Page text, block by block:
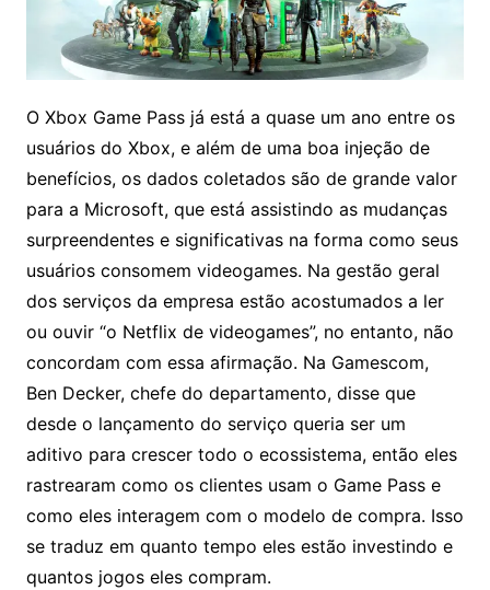
O Xbox Game Pass já está a quase um ano entre os
usuários do Xbox, e além de uma boa injeção de
benefícios, os dados coletados são de grande valor
para a Microsoft, que está assistindo as mudanças
surpreendentes e significativas na forma como seus
usuários consomem videogames. Na gestão geral
dos serviços da empresa estão acostumados a ler
ou ouvir “o Netflix de videogames”, no entanto, não
concordam com essa afirmação. Na Gamescom,
Ben Decker, chefe do departamento, disse que
desde o lançamento do serviço queria ser um
aditivo para crescer todo o ecossistema, então eles
rastrearam como os clientes usam o Game Pass e
como eles interagem com o modelo de compra. Isso
se traduz em quanto tempo eles estão investindo e
quantos jogos eles compram.